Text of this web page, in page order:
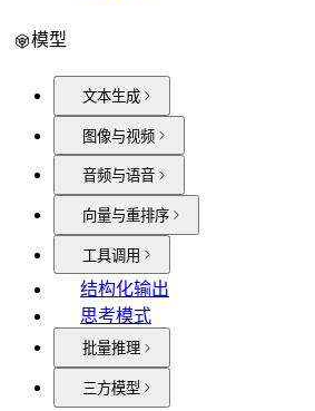
模型
文本生成
图像与视频
音频与语音
向量与重排序
工具调用
结构化输出
思考模式
批量推理
三方模型